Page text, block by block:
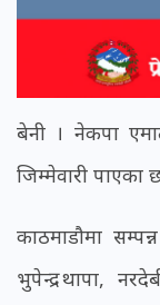
बेनी । नेकपा
जिम्मेवारी पाएका
काठमाडौमा
भुपेन्द्र थापा,